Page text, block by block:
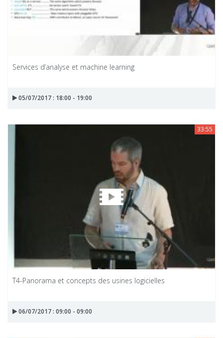
Services d’analyse et machine learning
05/07/2017 : 18:00 - 19:00
33:55
T4-Panorama et concepts des usines logicielles
06/07/2017 : 09:00 - 09:00